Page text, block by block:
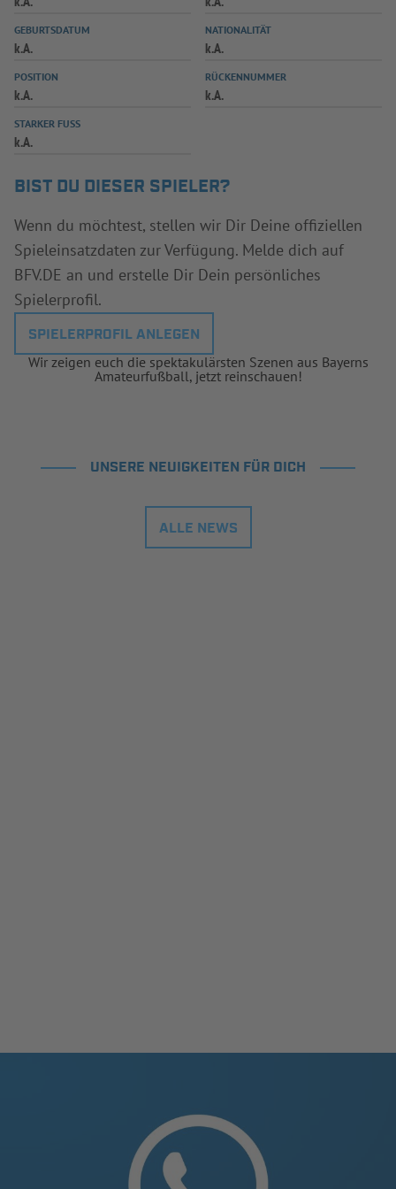
SPIELPLUS
GEBURTSDATUM
k.A.
NATIONALITÄT
k.A.
POSITION
k.A.
RÜCKENNUMMER
k.A.
STARKER FUSS
k.A.
BIST DU DIESER SPIELER?
Wenn du möchtest, stellen wir Dir Deine offiziellen
Spieleinsatzdaten zur Verfügung. Melde dich auf
BFV.DE an und erstelle Dir Dein persönliches
Spielerprofil.
SPIELERPROFIL ANLEGEN
Wir zeigen euch die spektakulärsten Szenen aus Bayerns
Amateurfußball, jetzt reinschauen!
UNSERE NEUIGKEITEN FÜR DICH
ALLE NEWS